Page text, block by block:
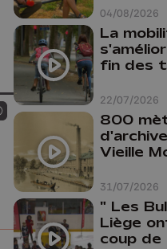
FaceBook
sur LinkedIn
sur Whatsapp
04/08/2026
comme
comme
22/07/2026
La
fin des
cyclo-
Avroy
31/07/2026
800
Vieille
" Les
Liège
coup de